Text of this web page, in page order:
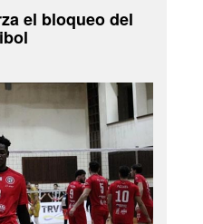
el bloqueo del